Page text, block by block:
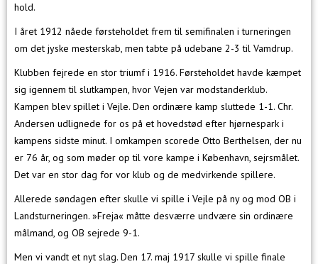
hold.
I året 1912 nåede førsteholdet frem til semifinalen i turneringen
om det jyske mesterskab, men tabte på udebane 2-3 til Vamdrup.
Klubben fejrede en stor triumf i 1916. Førsteholdet havde kæmpet
sig igennem til slutkampen, hvor Vejen var modstanderklub.
Kampen blev spillet i Vejle. Den ordinære kamp sluttede 1-1. Chr.
Andersen udlignede for os på et hovedstød efter hjørnespark i
kampens sidste minut. I omkampen scorede Otto Berthelsen, der nu
er 76 år, og som møder op til vore kampe i København, sejrsmålet.
Det var en stor dag for vor klub og de medvirkende spillere.
Allerede søndagen efter skulle vi spille i Vejle på ny og mod OB i
Landsturneringen. »Freja« måtte desværre undvære sin ordinære
målmand, og OB sejrede 9-1.
Men vi vandt et nyt slag. Den 17. maj 1917 skulle vi spille finale